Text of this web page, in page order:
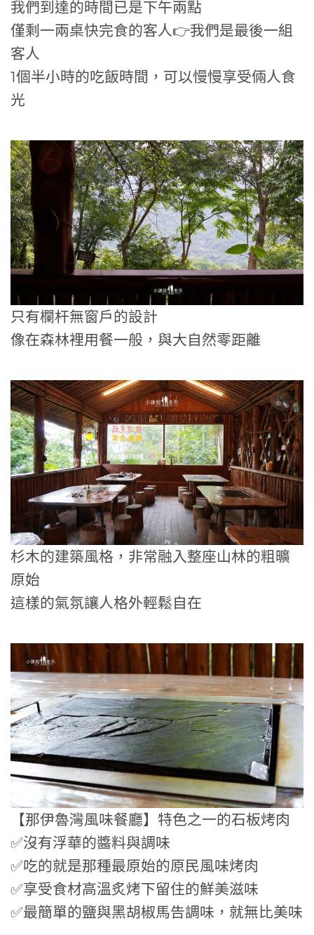
我們到達的時間已是下午兩點
僅剩一兩桌快完食的客人👉我們是最後一組
客人
1個半小時的吃飯時間，可以慢慢享受倆人食
光
只有欄杆無窗戶的設計
像在森林裡用餐一般，與大自然零距離
杉木的建築風格，非常融入整座山林的粗曠
原始
這樣的氣氛讓人格外輕鬆自在
【那伊魯灣風味餐廳】特色之一的石板烤肉
✅沒有浮華的醬料與調味
✅吃的就是那種最原始的原民風味烤肉
✅享受食材高溫炙烤下留住的鮮美滋味
✅最簡單的鹽與黑胡椒馬告調味，就無比美味